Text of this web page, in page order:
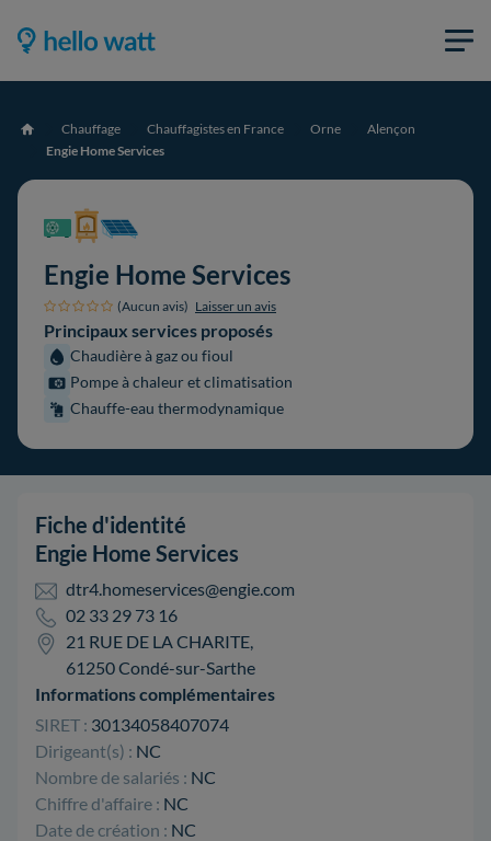
Accueil Chauffage Chauffagistes en France Orne
Alençon
Engie Home Services
Engie Home Services
(Aucun avis) Laisser un avis
Principaux services proposés
Chaudière à gaz ou fioul
Pompe à chaleur et climatisation
Chauffe-eau thermodynamique
Fiche d'identité
Engie Home Services
dtr4.homeservices@engie.com
02 33 29 73 16
21 RUE DE LA CHARITE,
61250 Condé-sur-Sarthe
Informations complémentaires
SIRET : 30134058407074
Dirigeant(s) : NC
Nombre de salariés : NC
Chiffre d'affaire : NC
Date de création : NC